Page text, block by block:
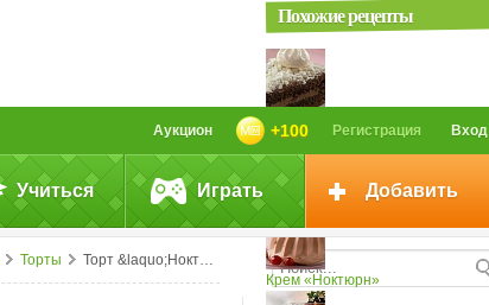
Вход
Регистрация
+100
Аукцион
Учиться Играть Добавить
Торты Торт &laquo;Ноктюрн&raquo;
Похожие рецепты
Коктейль «Любимый ноктюрн»
Крем «Ноктюрн»